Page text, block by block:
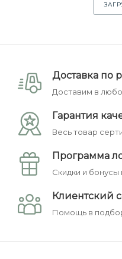
Доставка по
Доставим в
Гарантия
Весь товар
Программа
Скидки и
Клиентский
Помощь в